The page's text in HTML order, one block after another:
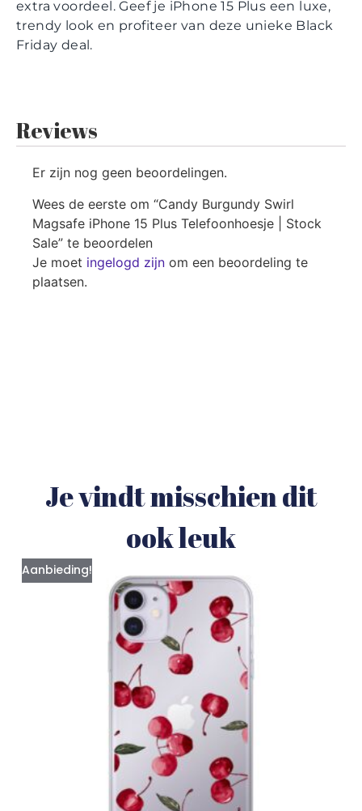
extra voordeel. Geef je iPhone 15 Plus een luxe,
trendy look en profiteer van deze unieke Black
Friday deal.
Reviews
Er zijn nog geen beoordelingen.
Wees de eerste om “Candy Burgundy Swirl
Magsafe iPhone 15 Plus Telefoonhoesje | Stock
Sale” te beoordelen
Je moet ingelogd zijn om een beoordeling te
plaatsen.
Je vindt misschien dit
ook leuk
Aanbieding!